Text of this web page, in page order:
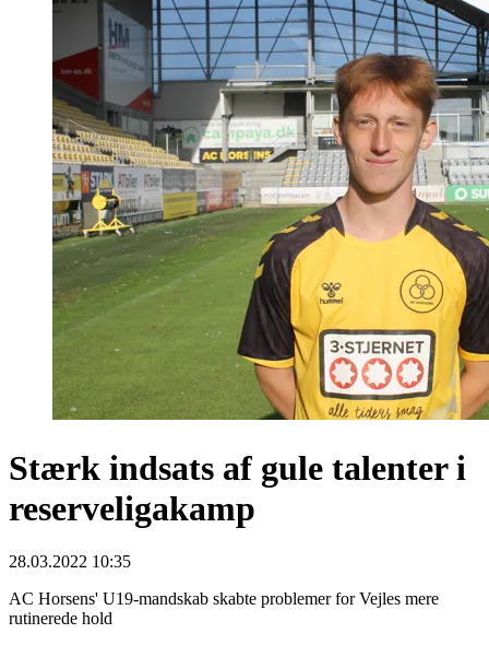
Stærk indsats af gule talenter i
reserveligakamp
28.03.2022 10:35
AC Horsens' U19-mandskab skabte problemer for Vejles mere
rutinerede hold